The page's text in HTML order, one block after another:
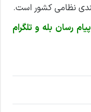
نظامی کشور است.
پیام رسان بله و تلگرام